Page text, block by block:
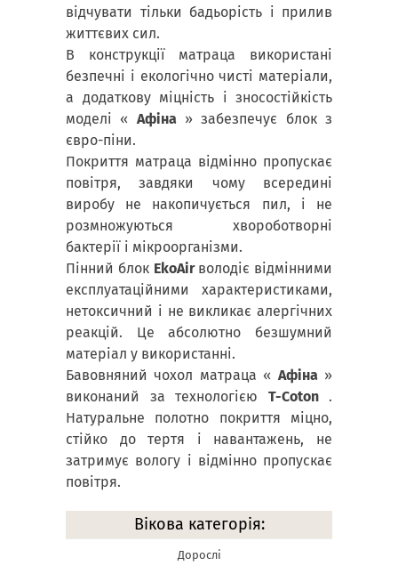
відчувати тільки бадьорість і прилив
життєвих сил.
В конструкції матраца використані
безпечні і екологічно чисті матеріали,
а додаткову міцність і зносостійкість
моделі « Афіна » забезпечує блок з
євро-піни.
Покриття матраца відмінно пропускає
повітря, завдяки чому всередині
виробу не накопичується пил, і не
розмножуються хвороботворні
бактерії і мікроорганізми.
Пінний блок EkoAir володіє відмінними
експлуатаційними характеристиками,
нетоксичний і не викликає алергічних
реакцій. Це абсолютно безшумний
матеріал у використанні.
Бавовняний чохол матраца « Афіна »
виконаний за технологією T-Coton .
Натуральне полотно покриття міцно,
стійко до тертя і навантажень, не
затримує вологу і відмінно пропускає
повітря.
Вікова категорія:
Дорослі